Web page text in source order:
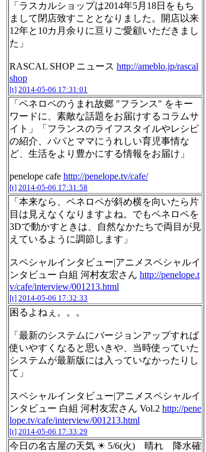
「ラスカルショップは2014年5月18日をもち
まして閉店致すこととなりました。開店以来
12年と10カ月余りに亘りご愛顧いただきまし
た」
RASCAL SHOP ニュース http://ameblo.jp/rascal
shop
[t] 2014-05-06 17:31:01
「ペネロペのうまれ故郷 "フランス" をキー
ワードに、素敵な話題をお届けするコラムサ
イト」「フランスのライフスタイルやレシピ
の紹介、パパとママにうれしい育児事情な
ど、生活をより豊かにする情報をお届け」
penelope cafe http://penelope.tv/cafe/
[t] 2014-05-06 17:31:58
「本来なら、ペネロペが斜め横を向いたら片
目は見えなくなりますよね。でもペネロペを
3Dで動かすときは、自然なかたちで両目が見
えているように調節します」
スペシャルインタビュー|アニメスペシャルイ
ンタビュー 白組 河村友宏さん http://penelope.t
v/cafe/interview/001213.html
[t] 2014-05-06 17:32:33
困るよねぇ。。。
「最新のシステムにバージョンアップすれば
使いやすくなると思いきや、当時使っていた
システムが最新版には入っていなかったりし
て」
スペシャルインタビュー|アニメスペシャルイ
ンタビュー 白組 河村友宏さん Vol.2 http://pene
lope.tv/cafe/interview/001213.html
[t] 2014-05-06 17:33:29
今日の名古屋の天気 ☀ 5/6(火) 晴れ 降水確